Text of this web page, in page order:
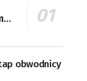
obwodnicy